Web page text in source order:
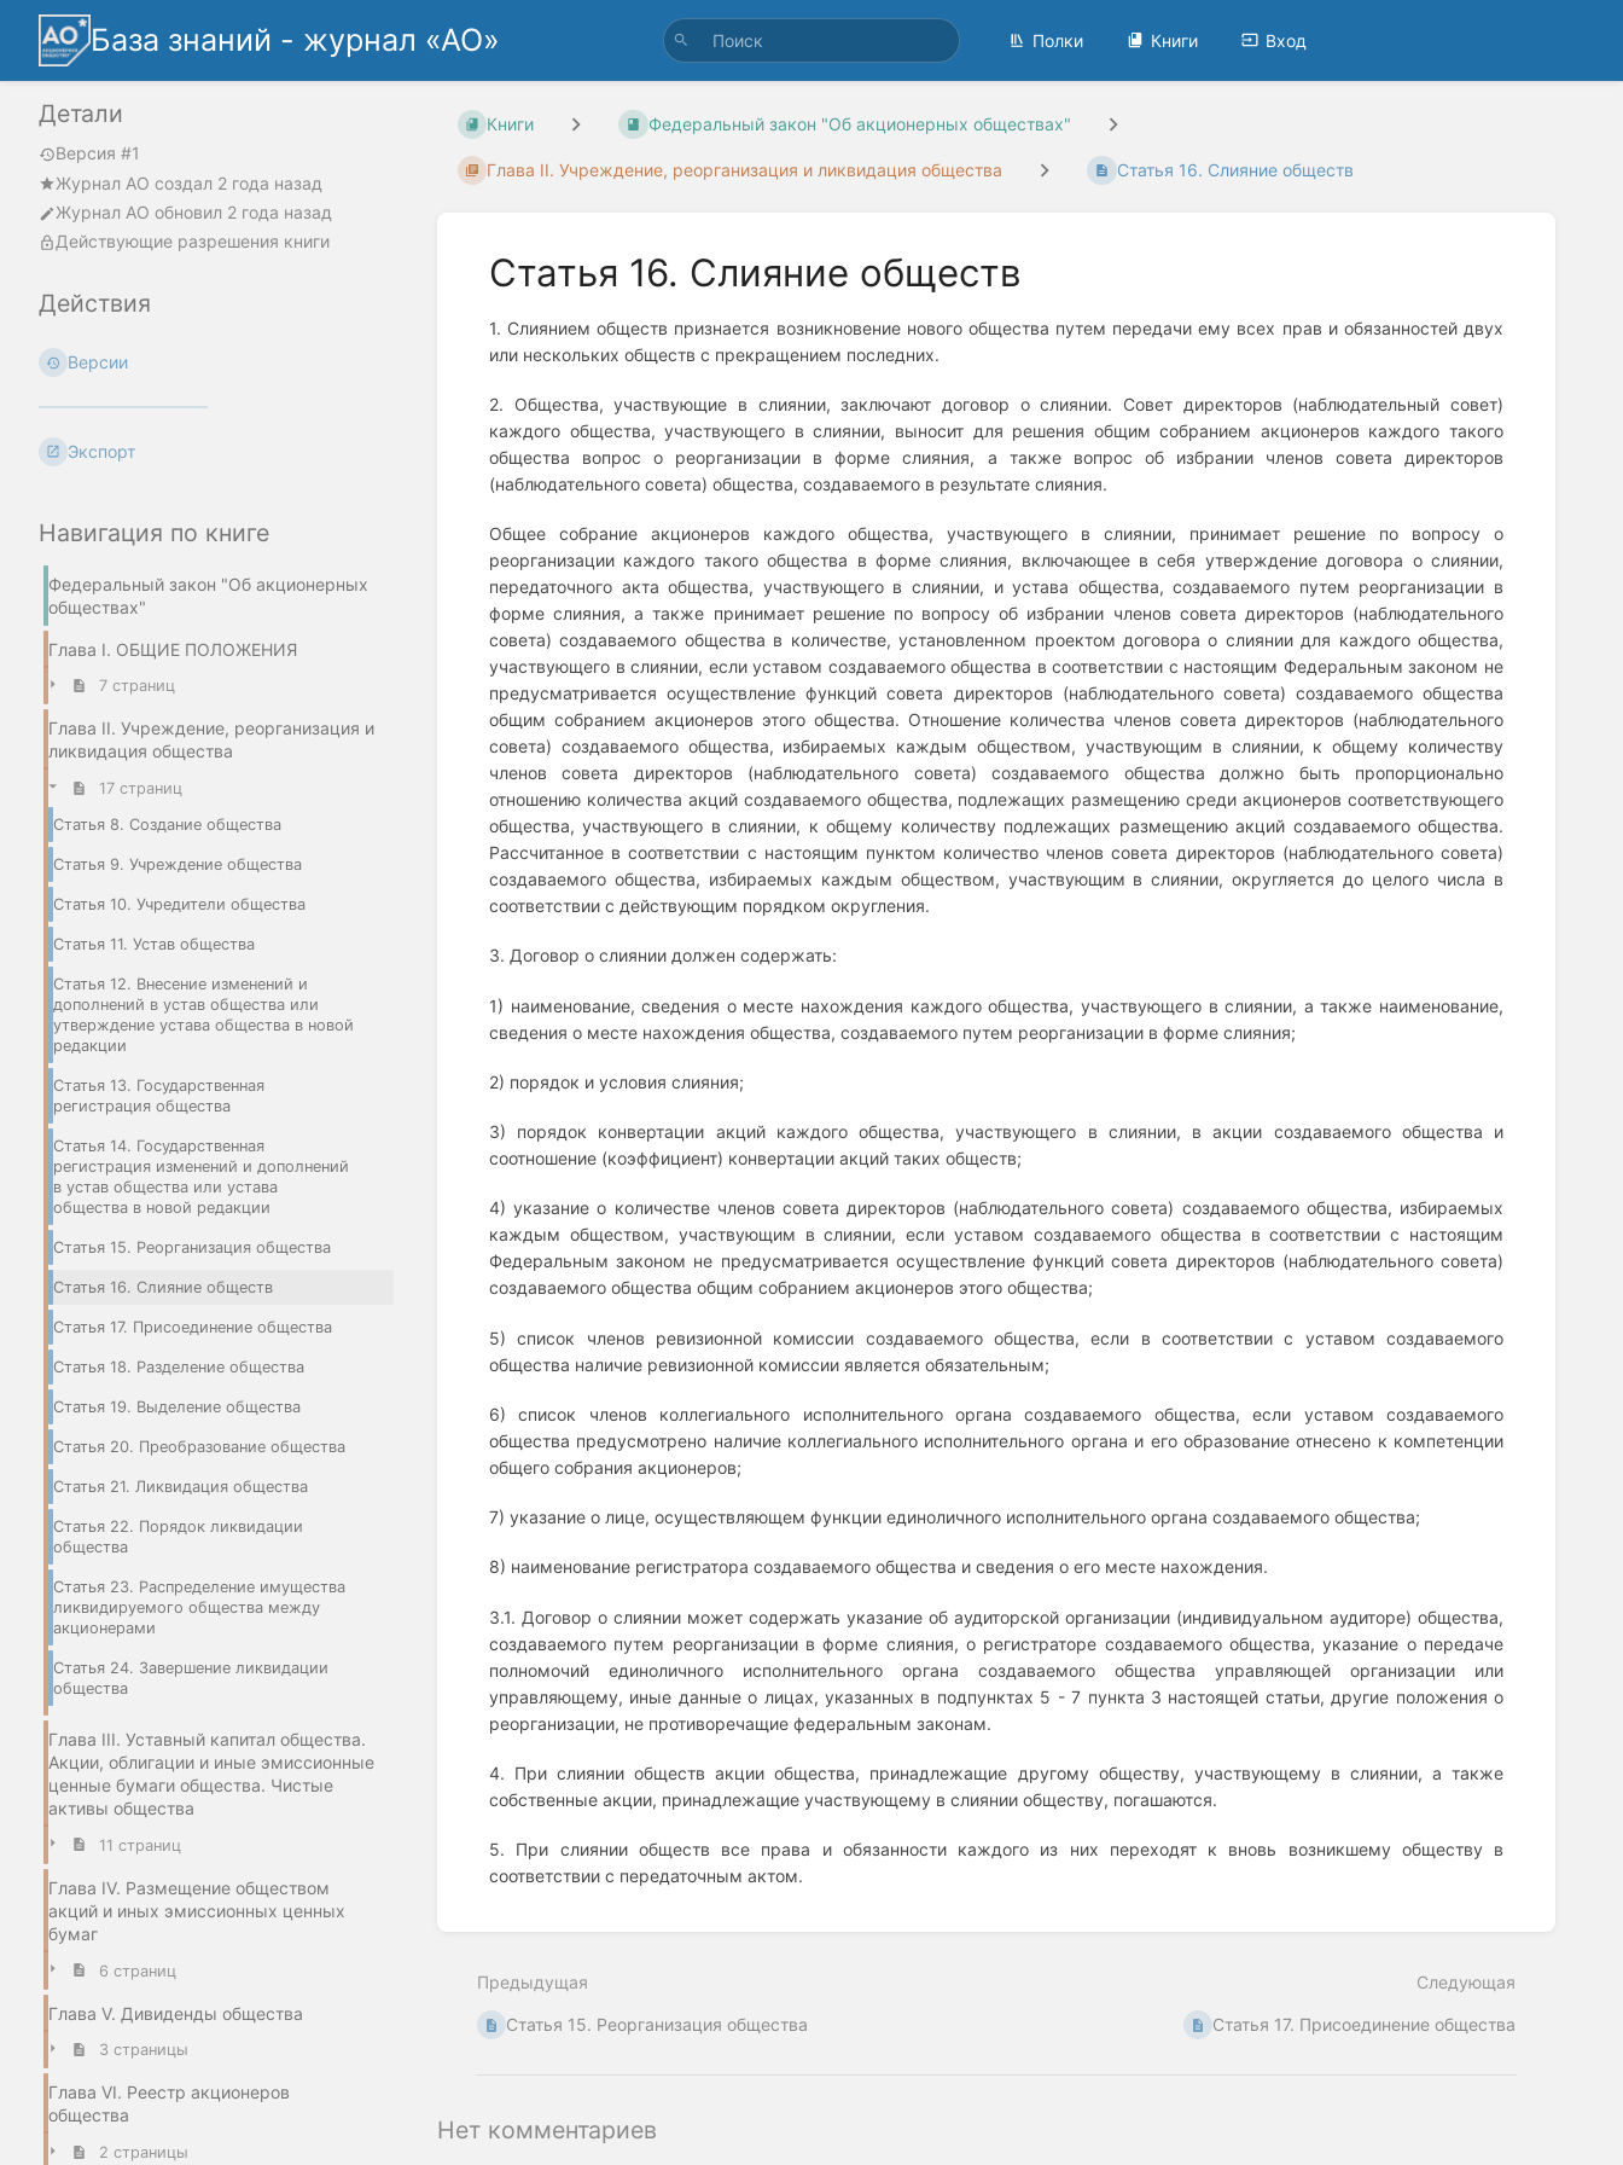
База знаний - журнал «АО» Полки Книги Вход
Детали
Версия #1
Журнал АО создал 2 года назад
Журнал АО обновил 2 года назад
Действующие разрешения книги
Действия
Версии
Экспорт
Навигация по книге
Федеральный закон "Об акционерных
обществах"
Глава I. ОБЩИЕ ПОЛОЖЕНИЯ
7 страниц
Глава II. Учреждение, реорганизация и
ликвидация общества
17 страниц
Статья 8. Создание общества
Статья 9. Учреждение общества
Статья 10. Учредители общества
Статья 11. Устав общества
Статья 12. Внесение изменений и
дополнений в устав общества или
утверждение устава общества в новой
редакции
Статья 13. Государственная
регистрация общества
Статья 14. Государственная
регистрация изменений и дополнений
в устав общества или устава
общества в новой редакции
Статья 15. Реорганизация общества
Статья 16. Слияние обществ
Статья 17. Присоединение общества
Статья 18. Разделение общества
Статья 19. Выделение общества
Статья 20. Преобразование общества
Статья 21. Ликвидация общества
Статья 22. Порядок ликвидации
общества
Статья 23. Распределение имущества
ликвидируемого общества между
акционерами
Статья 24. Завершение ликвидации
общества
Глава III. Уставный капитал общества.
Акции, облигации и иные эмиссионные
ценные бумаги общества. Чистые
активы общества
11 страниц
Глава IV. Размещение обществом
акций и иных эмиссионных ценных
бумаг
6 страниц
Глава V. Дивиденды общества
3 страницы
Глава VI. Реестр акционеров
общества
2 страницы
Книги Федеральный закон "Об акционерных обществах"
Глава II. Учреждение, реорганизация и ликвидация общества Статья 16. Слияние обществ
Статья 16. Слияние обществ
1. Слиянием обществ признается возникновение нового общества путем передачи ему всех прав и обязанностей двух
или нескольких обществ с прекращением последних.
2. Общества, участвующие в слиянии, заключают договор о слиянии. Совет директоров (наблюдательный совет)
каждого общества, участвующего в слиянии, выносит для решения общим собранием акционеров каждого такого
общества вопрос о реорганизации в форме слияния, а также вопрос об избрании членов совета директоров
(наблюдательного совета) общества, создаваемого в результате слияния.
Общее собрание акционеров каждого общества, участвующего в слиянии, принимает решение по вопросу о
реорганизации каждого такого общества в форме слияния, включающее в себя утверждение договора о слиянии,
передаточного акта общества, участвующего в слиянии, и устава общества, создаваемого путем реорганизации в
форме слияния, а также принимает решение по вопросу об избрании членов совета директоров (наблюдательного
совета) создаваемого общества в количестве, установленном проектом договора о слиянии для каждого общества,
участвующего в слиянии, если уставом создаваемого общества в соответствии с настоящим Федеральным законом не
предусматривается осуществление функций совета директоров (наблюдательного совета) создаваемого общества
общим собранием акционеров этого общества. Отношение количества членов совета директоров (наблюдательного
совета) создаваемого общества, избираемых каждым обществом, участвующим в слиянии, к общему количеству
членов совета директоров (наблюдательного совета) создаваемого общества должно быть пропорционально
отношению количества акций создаваемого общества, подлежащих размещению среди акционеров соответствующего
общества, участвующего в слиянии, к общему количеству подлежащих размещению акций создаваемого общества.
Рассчитанное в соответствии с настоящим пунктом количество членов совета директоров (наблюдательного совета)
создаваемого общества, избираемых каждым обществом, участвующим в слиянии, округляется до целого числа в
соответствии с действующим порядком округления.
3. Договор о слиянии должен содержать:
1) наименование, сведения о месте нахождения каждого общества, участвующего в слиянии, а также наименование,
сведения о месте нахождения общества, создаваемого путем реорганизации в форме слияния;
2) порядок и условия слияния;
3) порядок конвертации акций каждого общества, участвующего в слиянии, в акции создаваемого общества и
соотношение (коэффициент) конвертации акций таких обществ;
4) указание о количестве членов совета директоров (наблюдательного совета) создаваемого общества, избираемых
каждым обществом, участвующим в слиянии, если уставом создаваемого общества в соответствии с настоящим
Федеральным законом не предусматривается осуществление функций совета директоров (наблюдательного совета)
создаваемого общества общим собранием акционеров этого общества;
5) список членов ревизионной комиссии создаваемого общества, если в соответствии с уставом создаваемого
общества наличие ревизионной комиссии является обязательным;
6) список членов коллегиального исполнительного органа создаваемого общества, если уставом создаваемого
общества предусмотрено наличие коллегиального исполнительного органа и его образование отнесено к компетенции
общего собрания акционеров;
7) указание о лице, осуществляющем функции единоличного исполнительного органа создаваемого общества;
8) наименование регистратора создаваемого общества и сведения о его месте нахождения.
3.1. Договор о слиянии может содержать указание об аудиторской организации (индивидуальном аудиторе) общества,
создаваемого путем реорганизации в форме слияния, о регистраторе создаваемого общества, указание о передаче
полномочий единоличного исполнительного органа создаваемого общества управляющей организации или
управляющему, иные данные о лицах, указанных в подпунктах 5 - 7 пункта 3 настоящей статьи, другие положения о
реорганизации, не противоречащие федеральным законам.
4. При слиянии обществ акции общества, принадлежащие другому обществу, участвующему в слиянии, а также
собственные акции, принадлежащие участвующему в слиянии обществу, погашаются.
5. При слиянии обществ все права и обязанности каждого из них переходят к вновь возникшему обществу в
соответствии с передаточным актом.
mode
Предыдущая
Статья 15. Реорганизация общества
Следующая
Статья 17. Присоединение общества
Нет комментариев